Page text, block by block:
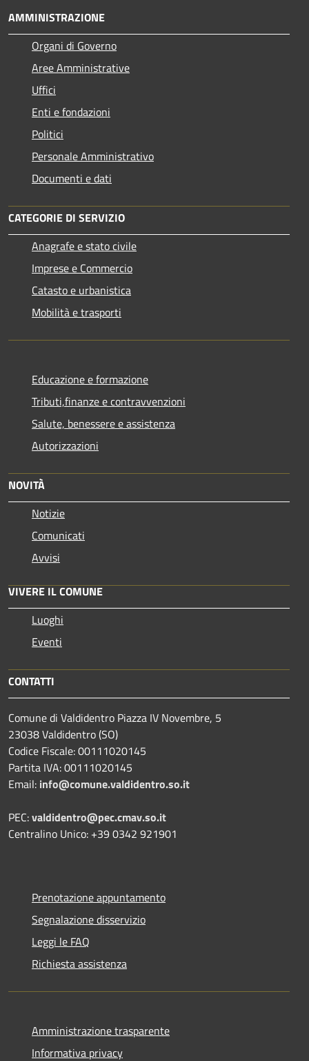
AMMINISTRAZIONE
Organi di Governo
Aree Amministrative
Uffici
Enti e fondazioni
Politici
Personale Amministrativo
Documenti e dati
CATEGORIE DI SERVIZIO
Anagrafe e stato civile
Imprese e Commercio
Catasto e urbanistica
Mobilità e trasporti
Educazione e formazione
Tributi,finanze e contravvenzioni
Salute, benessere e assistenza
Autorizzazioni
NOVITÀ
Notizie
Comunicati
Avvisi
VIVERE IL COMUNE
Luoghi
Eventi
CONTATTI
Comune di Valdidentro Piazza IV Novembre, 5
23038 Valdidentro (SO)
Codice Fiscale: 00111020145
Partita IVA: 00111020145
Email: info@comune.valdidentro.so.it
PEC:valdidentro@pec.cmav.so.it
Centralino Unico: +39 0342 921901
Prenotazione appuntamento
Segnalazione disservizio
Leggi le FAQ
Richiesta assistenza
Amministrazione trasparente
Informativa privacy